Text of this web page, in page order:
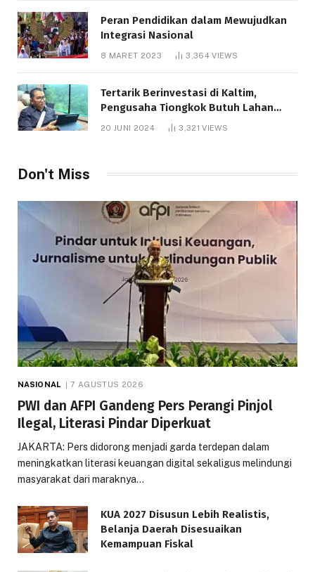
Peran Pendidikan dalam Mewujudkan
Integrasi Nasional
8 MARET 2023 3,364VIEWS
Tertarik Berinvestasi di Kaltim,
Pengusaha Tiongkok Butuh Lahan
20 JUNI 2024 3,321VIEWS
Don't Miss
NASIONAL 7 AGUSTUS 2026
PWI dan AFPI Gandeng Pers Perangi Pinjol
Ilegal, Literasi Pindar Diperkuat
JAKARTA: Pers didorong menjadi garda terdepan dalam
meningkatkan literasi keuangan digital sekaligus melindungi
masyarakat dari maraknya…
KUA 2027 Disusun Lebih Realistis,
Belanja Daerah Disesuaikan
Kemampuan Fiskal